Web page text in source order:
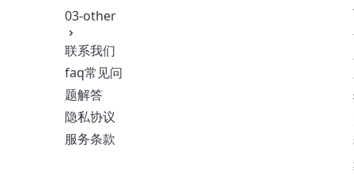
03-other
联系我们
faq常见问
题解答
隐私协议
服务条款